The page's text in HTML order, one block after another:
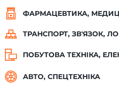
ФАРМАЦЕВТИКА,
ТРАНСПОРТ, ЗВ'ЯЗОК,
ПОБУТОВА ТЕХНІКА,
АВТО, СПЕЦТЕХНІКА